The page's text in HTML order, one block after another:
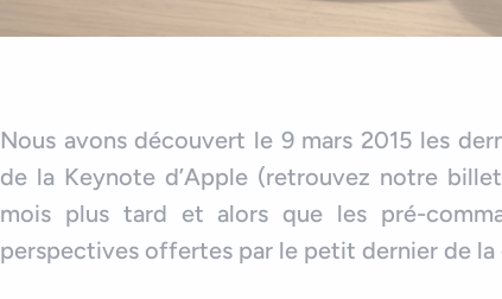
Nous avons découvert le 9 mars 2015 les
de la Keynote d’Apple (retrouvez notre
mois plus tard et alors que les pré-
perspectives offertes par le petit dernier de la